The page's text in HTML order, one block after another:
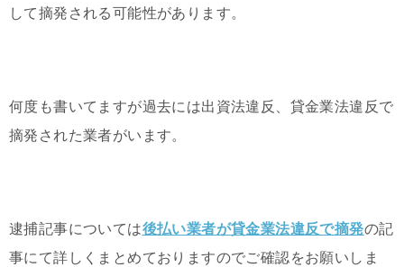
して摘発される可能性があります。
何度も書いてますが過去には出資法違反、貸金業法違反で
摘発された業者がいます。
逮捕記事については後払い業者が貸金業法違反で摘発の記
事にて詳しくまとめておりますのでご確認をお願いしま